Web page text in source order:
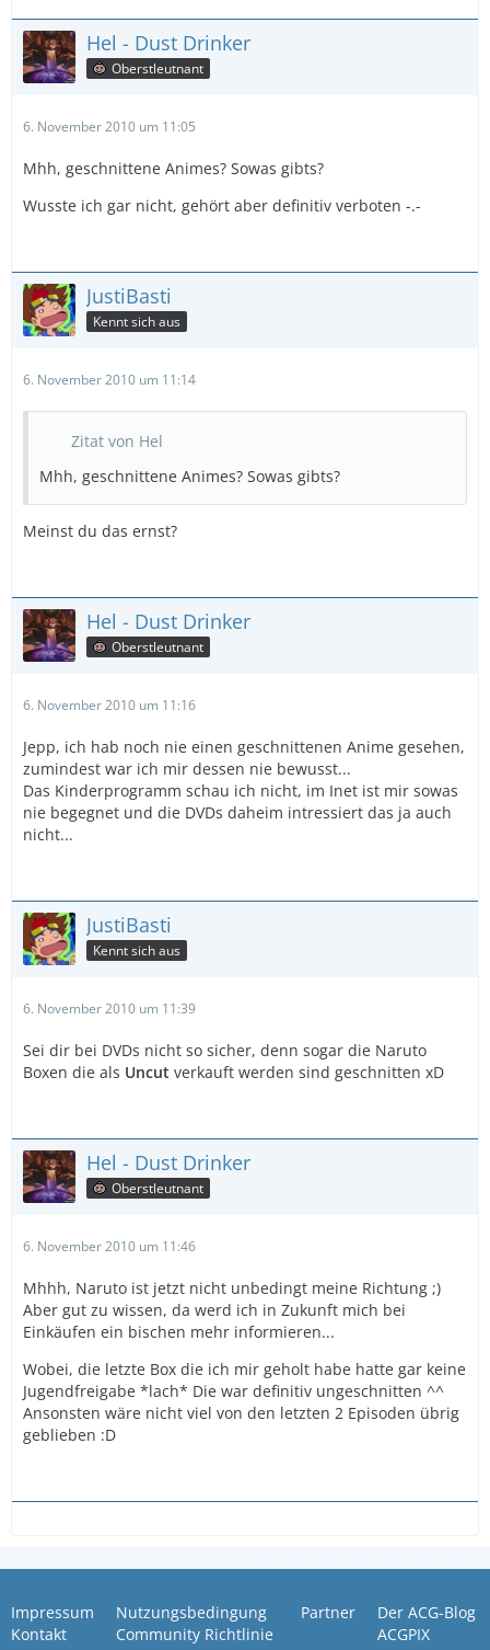
Hel - Dust Drinker
Oberstleutnant
6. November 2010 um 11:05
Mhh, geschnittene Animes? Sowas gibts?
Wusste ich gar nicht, gehört aber definitiv verboten -.-
JustiBasti
Kennt sich aus
6. November 2010 um 11:14
Zitat von Hel
Mhh, geschnittene Animes? Sowas gibts?
Meinst du das ernst?
Hel - Dust Drinker
Oberstleutnant
6. November 2010 um 11:16
Jepp, ich hab noch nie einen geschnittenen Anime gesehen,
zumindest war ich mir dessen nie bewusst...
Das Kinderprogramm schau ich nicht, im Inet ist mir sowas
nie begegnet und die DVDs daheim intressiert das ja auch
nicht...
JustiBasti
Kennt sich aus
6. November 2010 um 11:39
Sei dir bei DVDs nicht so sicher, denn sogar die Naruto
Boxen die als Uncut verkauft werden sind geschnitten xD
Hel - Dust Drinker
Oberstleutnant
6. November 2010 um 11:46
Mhhh, Naruto ist jetzt nicht unbedingt meine Richtung ;)
Aber gut zu wissen, da werd ich in Zukunft mich bei
Einkäufen ein bischen mehr informieren...
Wobei, die letzte Box die ich mir geholt habe hatte gar keine
Jugendfreigabe *lach* Die war definitiv ungeschnitten ^^
Ansonsten wäre nicht viel von den letzten 2 Episoden übrig
geblieben :D
Impressum
Kontakt
Nutzungsbedingung
Community Richtlinie
Partner
Der ACG-Blog
ACGPIX